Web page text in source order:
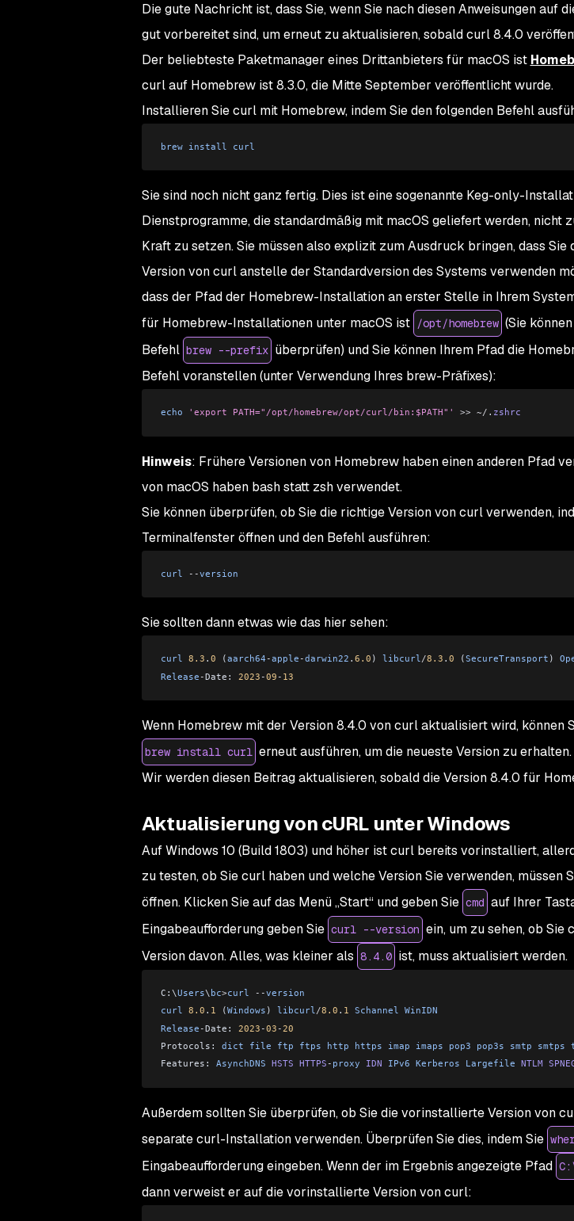
Die gute Nachricht ist, dass Sie, wenn Sie nach diesen Anweisungen auf
gut vorbereitet sind, um erneut zu aktualisieren, sobald curl 8.4.0
Der beliebteste Paketmanager eines Drittanbieters für macOS ist
curl auf Homebrew ist 8.3.0, die Mitte September veröffentlicht wurde.
Installieren Sie curl mit Homebrew, indem Sie den folgenden Befehl
brew install curl
Sie sind noch nicht ganz fertig. Dies ist eine sogenannte Keg-only-
Dienstprogramme, die standardmäßig mit macOS geliefert werden, nicht
Kraft zu setzen. Sie müssen also explizit zum Ausdruck bringen, dass
Version von curl anstelle der Standardversion des Systems verwenden
dass der Pfad der Homebrew-Installation an erster Stelle in Ihrem
für Homebrew-Installationen unter macOS ist /opt/homebrew (Sie
Befehl brew --prefix überprüfen) und Sie können Ihrem Pfad die
Befehl voranstellen (unter Verwendung Ihres brew-Präfixes):
echo 'export PATH="/opt/homebrew/opt/curl/bin:$PATH"' >> ~/ . zshrc
Hinweis: Frühere Versionen von Homebrew haben einen anderen Pfad
von macOS haben bash statt zsh verwendet.
Sie können überprüfen, ob Sie die richtige Version von curl verwenden,
Terminalfenster öffnen und den Befehl ausführen:
curl --version
Sie sollten dann etwas wie das hier sehen:
curl 8.3 . 0 (aarch64 -apple -darwin22 . 6.0 ) libcurl/8.3 . 0 (SecureTransport )
Release -Date: 2023 -09 - 13
Wenn Homebrew mit der Version 8.4.0 von curl aktualisiert wird, können
brew install curl erneut ausführen, um die neueste Version zu erhalten.
Wir werden diesen Beitrag aktualisieren, sobald die Version 8.4.0 für
Aktualisierung von cURL unter Windows
Auf Windows 10 (Build 1803) und höher ist curl bereits vorinstalliert,
zu testen, ob Sie curl haben und welche Version Sie verwenden, müssen
öffnen. Klicken Sie auf das Menü „Start“ und geben Sie cmd auf Ihrer
Eingabeaufforderung geben Sie curl --version ein, um zu sehen, ob
Version davon. Alles, was kleiner als 8.4.0 ist, muss aktualisiert werden.
C:\Users\bc>curl --version
curl 8.0 . 1 (Windows ) libcurl/8.0 . 1 Schannel WinIDN
Release -Date: 2023 -03 -20
Protocols: dict file ftp ftps http https imap imaps pop3 pop3s smtp smtps
Features: AsynchDNS HSTS HTTPS - proxy IDN IPv6 Kerberos Largefile NTLM
Außerdem sollten Sie überprüfen, ob Sie die vorinstallierte Version von
separate curl-Installation verwenden. Überprüfen Sie dies, indem Sie
Eingabeaufforderung eingeben. Wenn der im Ergebnis angezeigte Pfad
dann verweist er auf die vorinstallierte Version von curl: